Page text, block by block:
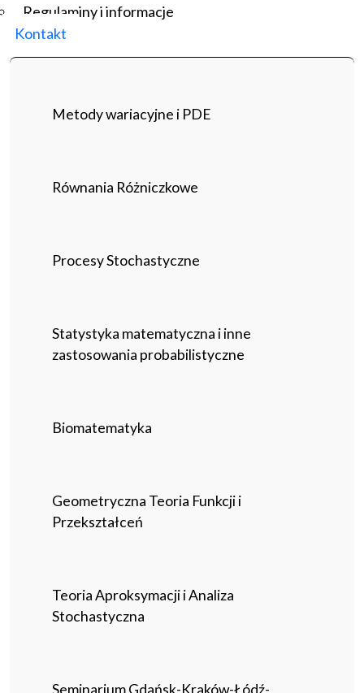
Regulaminy i informacje
Kontakt
Metody wariacyjne i PDE
Równania Różniczkowe
Procesy Stochastyczne
Statystyka matematyczna i inne
zastosowania probabilistyczne
Biomatematyka
Geometryczna Teoria Funkcji i
Przekształceń
Teoria Aproksymacji i Analiza
Stochastyczna